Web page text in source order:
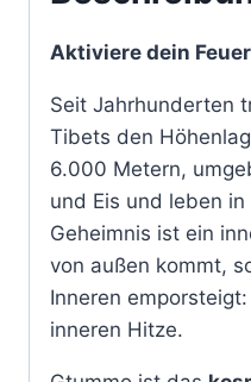
Aktiviere dein
Seit Jahrhunderten
Tibets den
6.000 Metern,
und Eis und leben
Geheimnis ist ein
von außen kommt,
Inneren emporsteigt:
inneren Hitze.